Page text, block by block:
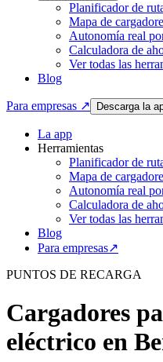
Planificador de
Mapa de
Autonomía real
Calculadora de
Ver todas las
Blog
Para empresas ↗ Descarga la
La app
Herramientas
Planificador de
Mapa de
Autonomía real
Calculadora de
Ver todas las
Blog
Para empresas↗
PUNTOS DE RECARGA
Cargadores
eléctrico en